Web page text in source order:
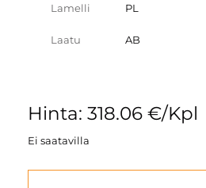
Lamelli PL
Laatu AB
Hinta: 318.06 €/Kpl
Ei saatavilla